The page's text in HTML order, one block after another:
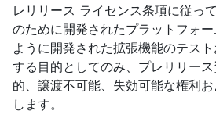
レリリース ライセンス条項に従っ
のために開発されたプラットフォ
ように開発された拡張機能のテス
する目的としてのみ、プレリリー
的、譲渡不可能、失効可能な権利
します。